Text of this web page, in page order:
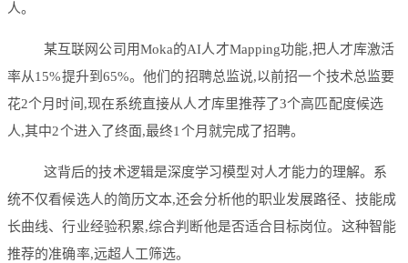
人。
某互联网公司用Moka的AI人才Mapping功能,把人才库激活
率从15%提升到65%。他们的招聘总监说,以前招一个技术总监要
花2个月时间,现在系统直接从人才库里推荐了3个高匹配度候选
人,其中2个进入了终面,最终1个月就完成了招聘。
这背后的技术逻辑是深度学习模型对人才能力的理解。系
统不仅看候选人的简历文本,还会分析他的职业发展路径、技能成
长曲线、行业经验积累,综合判断他是否适合目标岗位。这种智能
推荐的准确率,远超人工筛选。